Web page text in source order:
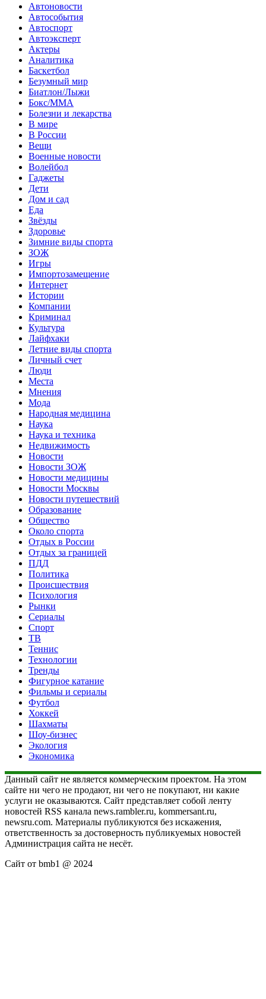
Автоновости
Автособытия
Автоспорт
Автоэксперт
Актеры
Аналитика
Баскетбол
Безумный мир
Биатлон/Лыжи
Бокс/MMA
Болезни и лекарства
В мире
В России
Вещи
Военные новости
Волейбол
Гаджеты
Дети
Дом и сад
Еда
Звёзды
Здоровье
Зимние виды спорта
ЗОЖ
Игры
Импортозамещение
Интернет
Истории
Компании
Криминал
Культура
Лайфхаки
Летние виды спорта
Личный счет
Люди
Места
Мнения
Мода
Народная медицина
Наука
Наука и техника
Недвижимость
Новости
Новости ЗОЖ
Новости медицины
Новости Москвы
Новости путешествий
Образование
Общество
Около спорта
Отдых в России
Отдых за границей
ПДД
Политика
Происшествия
Психология
Рынки
Сериалы
Спорт
ТВ
Теннис
Технологии
Тренды
Фигурное катание
Фильмы и сериалы
Футбол
Хоккей
Шахматы
Шоу-бизнес
Экология
Экономика
Данный сайт не является коммерческим проектом. На этом
сайте ни чего не продают, ни чего не покупают, ни какие
услуги не оказываются. Сайт представляет собой ленту
новостей RSS канала news.rambler.ru, kommersant.ru,
newsru.com. Материалы публикуются без искажения,
ответственность за достоверность публикуемых новостей
Администрация сайта не несёт.
Сайт от bmb1 @ 2024